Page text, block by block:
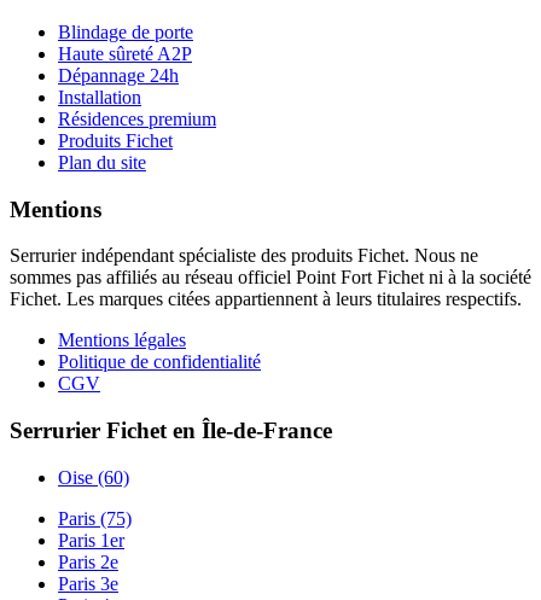
Blindage de porte
Haute sûreté A2P
Dépannage 24h
Installation
Résidences premium
Produits Fichet
Plan du site
Mentions
Serrurier indépendant spécialiste des produits Fichet. Nous ne
sommes pas affiliés au réseau officiel Point Fort Fichet ni à la société
Fichet. Les marques citées appartiennent à leurs titulaires respectifs.
Mentions légales
Politique de confidentialité
CGV
Serrurier Fichet en Île-de-France
Oise (60)
Paris (75)
Paris 1er
Paris 2e
Paris 3e